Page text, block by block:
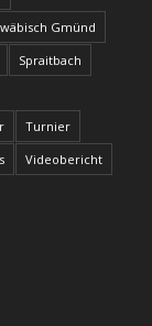
Gmünd
Spraitbach
Turnier
Videobericht